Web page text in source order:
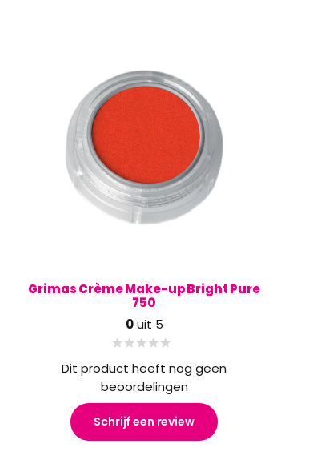
Grimas Crème Make-up Bright Pure
750
0uit 5
Dit product heeft nog geen
beoordelingen
Schrijf een review